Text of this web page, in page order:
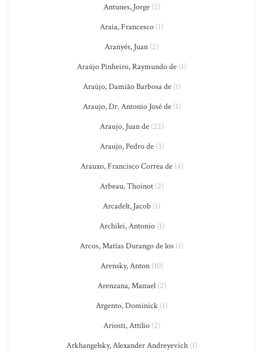
Antunes, Jorge(2)
Araia, Francesco (1)
Aranyés, Juan (2)
Araújo Pinheiro, Raymundo de (1)
Araújo, Damião Barbosa de(1)
Araujo, Dr. Antonio José de(1)
Araujo, Juan de(22)
Araujo, Pedro de(3)
Arauxo, Francisco Correa de(4)
Arbeau, Thoinot(2)
Arcadelt, Jacob (1)
Archilei, Antonio(1)
Arcos, Matías Durango de los (1)
Arensky, Anton(10)
Arenzana, Manuel(2)
Argento, Dominick (1)
Ariosti, Attilio(2)
Arkhangelsky, Alexander Andreyevich(1)